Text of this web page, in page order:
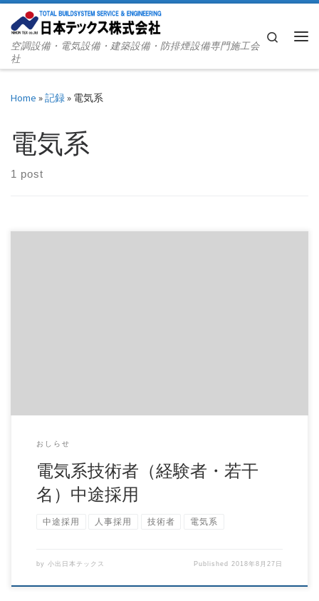
Skip to content
空調設備・電気設備・建築設備・防排煙設備専門施工会
社
Search
Home »記録» 電気系
電気系
1 post
おしらせ
電気系技術者（経験者・若干
名）中途採用
中途採用 人事採用 技術者 電気系
by 小出日本テックス Published 2018年8月27日